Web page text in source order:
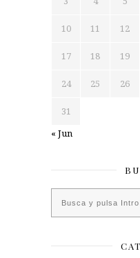
10 11 12
17 18 19
24 25 26
31
« Jun